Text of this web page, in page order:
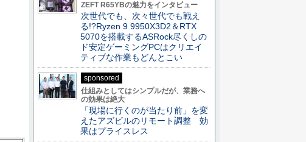
ZEFT R65YBの魅力をインタビュー
次世代でも、次々世代でも戦え
る!?Ryzen 9 9950X3D2＆RTX
5070を搭載するASRock尽くしの
ド安定ゲーミングPCはクリエイ
ティブな作業もどんとこい
sponsored
仕組みとしてはシンプルだが、業務へ
の効果は絶大
「現場に行くのが当たり前」を変
えたアズビルのリモート調整 効
果はプライスレス